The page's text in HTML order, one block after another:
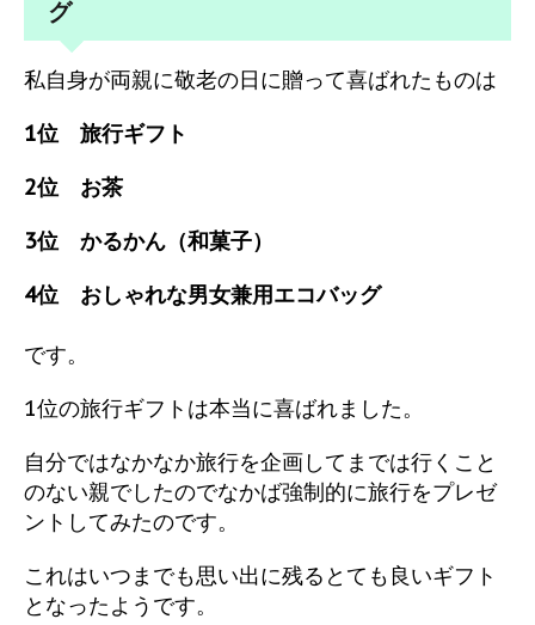
グ
私自身が両親に敬老の日に贈って喜ばれたものは
1位 旅行ギフト
2位 お茶
3位 かるかん（和菓子）
4位 おしゃれな男女兼用エコバッグ
です。
1位の旅行ギフトは本当に喜ばれました。
自分ではなかなか旅行を企画してまでは行くこと
のない親でしたのでなかば強制的に旅行をプレゼ
ントしてみたのです。
これはいつまでも思い出に残るとても良いギフト
となったようです。